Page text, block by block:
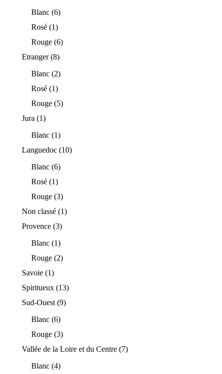
Blanc (6)
Rosé (1)
Rouge (6)
Etranger (8)
Blanc (2)
Rosé (1)
Rouge (5)
Jura (1)
Blanc (1)
Languedoc (10)
Blanc (6)
Rosé (1)
Rouge (3)
Non classé (1)
Provence (3)
Blanc (1)
Rouge (2)
Savoie (1)
Spiritueux (13)
Sud-Ouest (9)
Blanc (6)
Rouge (3)
Vallée de la Loire et du Centre (7)
Blanc (4)